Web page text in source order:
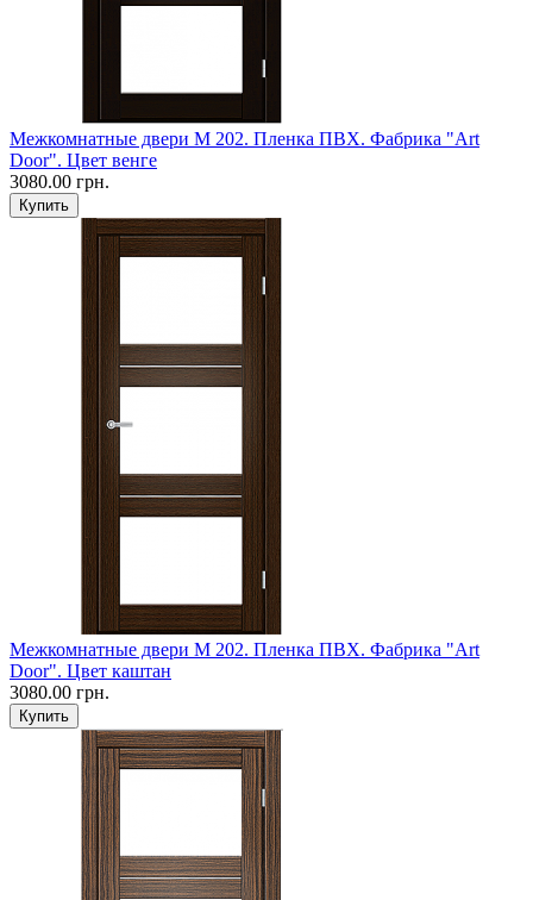
Межкомнатные двери M 202. Пленка ПВХ. Фабрика "Art
Door". Цвет венге
3080.00 грн.
Межкомнатные двери M 202. Пленка ПВХ. Фабрика "Art
Door". Цвет каштан
3080.00 грн.